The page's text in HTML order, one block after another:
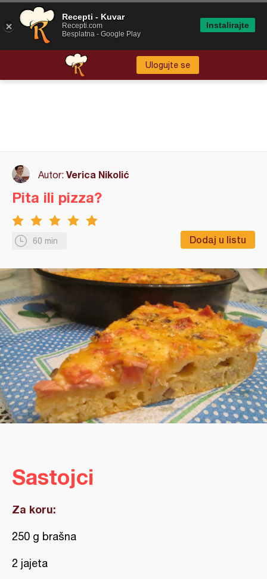
Ulogujte se
Autor: Verica Nikolić
60 min Dodaj u listu
Pita ili pizza?
Sastojci
Za koru:
250 g brašna
2 jajeta
Recepti - Kuvar
Recepti.com
Besplatna - Google Play
Instalirajte